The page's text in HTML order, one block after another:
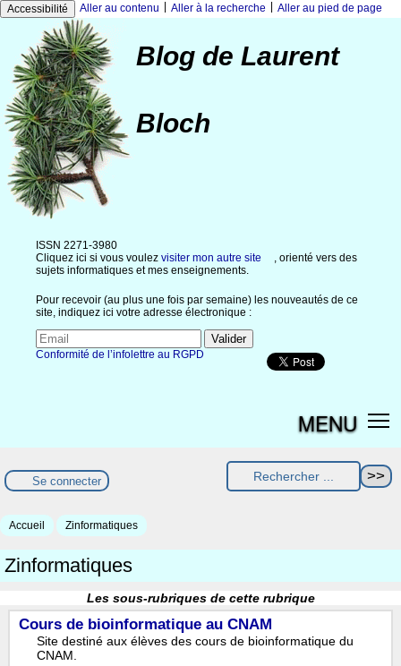
Accessibilité Aller au contenu Aller à la recherche Aller au pied de page
Blog de Laurent
Bloch
ISSN 2271-3980
Cliquez ici si vous voulez visiter mon autre site
, orienté vers des
sujets informatiques et mes enseignements.
Pour recevoir (au plus une fois par semaine) les nouveautés de ce
site, indiquez ici votre adresse électronique :
Conformité de l’infolettre au RGPD
MENU
Se connecter
Accueil Zinformatiques
Zinformatiques
Les sous-rubriques de cette rubrique
Cours de bioinformatique au CNAM
Site destiné aux élèves des cours de bioinformatique du
CNAM.